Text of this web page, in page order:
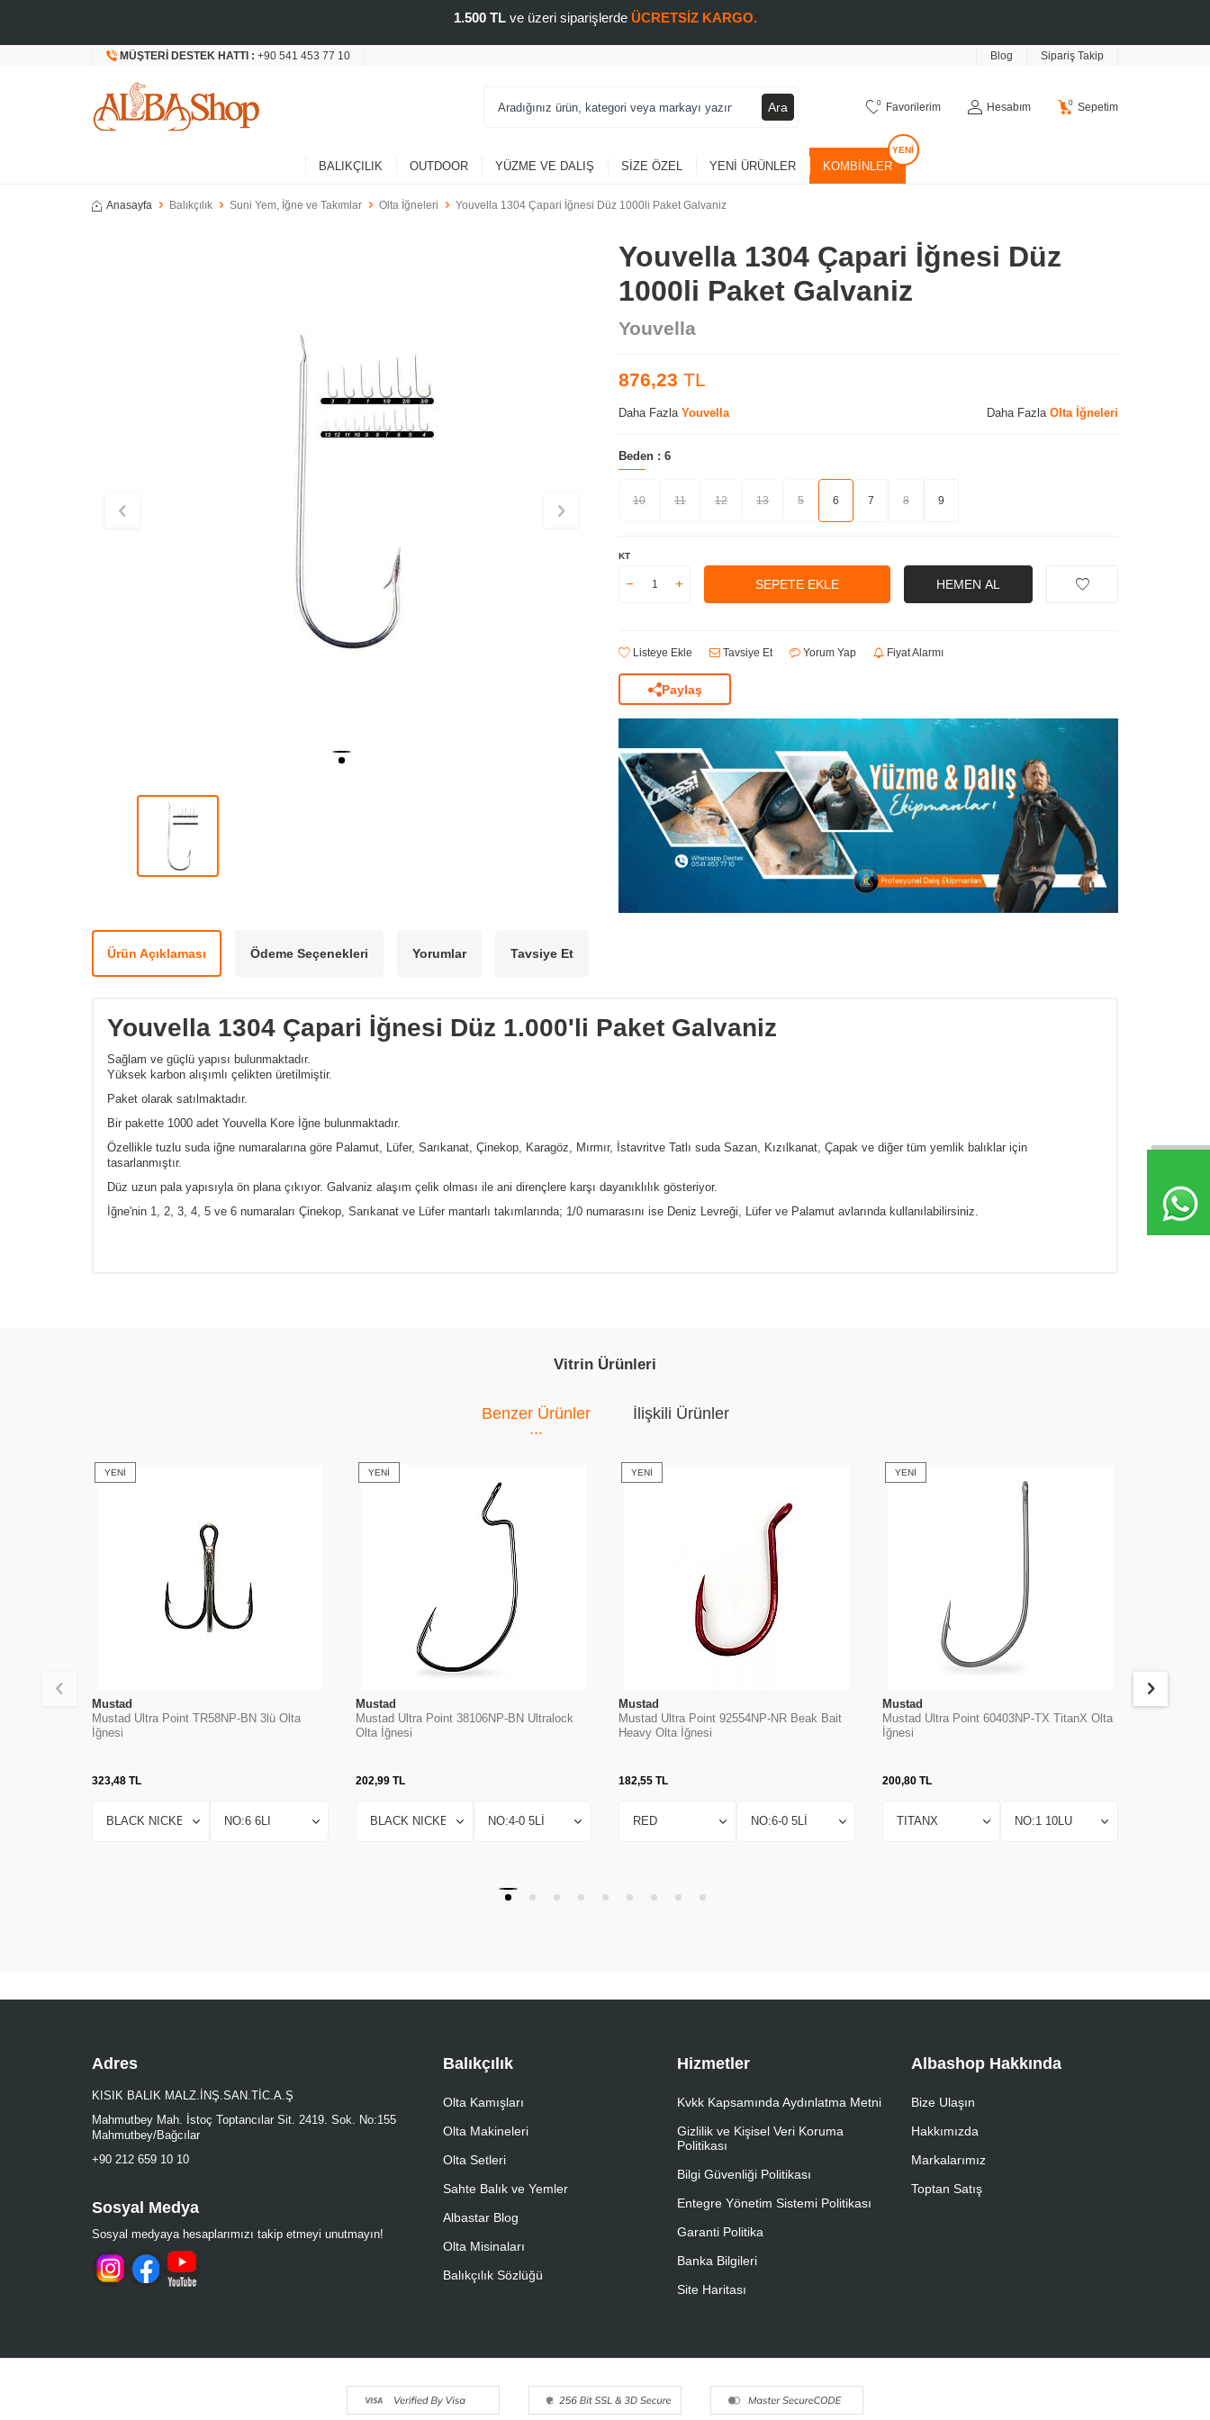
1.500 TLve üzeri siparişlerde ÜCRETSİZ KARGO.
MÜŞTERI DESTEK HATTI : +90 541 453 77 10 Blog Sipariş Takip
Ara 0 Favorilerim Hesabım 0 Sepetim
BALIKÇILIK OUTDOOR YÜZME VE DALIŞ SIZE ÖZEL YENI ÜRÜNLER KOMBINLER
Anasayfa Balıkçılık Suni Yem, İğne ve Takımlar Olta İğneleri Youvella 1304 Çapari İğnesi Düz 1000li Paket Galvaniz
Youvella 1304 Çapari İğnesi Düz
1000li Paket Galvaniz
Youvella
876,23 TL
Daha Fazla Youvella Daha Fazla Olta İğneleri
Beden : 6
10 11 12 13 5 6 7 8 9
KT
SEPETE EKLE HEMEN AL
Listeye Ekle Tavsiye Et Yorum Yap Fiyat Alarmı
Paylaş
Ürün Açıklaması Ödeme Seçenekleri Yorumlar Tavsiye Et
Youvella 1304 Çapari İğnesi Düz 1.000'li Paket Galvaniz
Sağlam ve güçlü yapısı bulunmaktadır.
Yüksek karbon alışımlı çelikten üretilmiştir.
Paket olarak satılmaktadır.
Bir pakette 1000 adet Youvella Kore İğne bulunmaktadır.
Özellikle tuzlu suda iğne numaralarına göre Palamut, Lüfer, Sarıkanat, Çinekop, Karagöz, Mırmır, İstavritve Tatlı suda Sazan, Kızılkanat, Çapak ve diğer tüm yemlik balıklar için
tasarlanmıştır.
Düz uzun pala yapısıyla ön plana çıkıyor. Galvaniz alaşım çelik olması ile ani dirençlere karşı dayanıklılık gösteriyor.
İğne'nin 1, 2, 3, 4, 5 ve 6 numaraları Çinekop, Sarıkanat ve Lüfer mantarlı takımlarında; 1/0 numarasını ise Deniz Levreği, Lüfer ve Palamut avlarında kullanılabilirsiniz.
Vitrin Ürünleri
Benzer Ürünler İlişkili Ürünler
YENI
Mustad
Mustad Ultra Point TR58NP-BN 3lü Olta
İğnesi
323,48 TL
YENI
Mustad
Mustad Ultra Point 38106NP-BN Ultralock
Olta İğnesi
202,99TL
YENI
Mustad
Mustad Ultra Point 92554NP-NR Beak Bait
Heavy Olta İğnesi
182,55 TL
YENI
Mustad
Mustad Ultra Point 60403NP-TX TitanX Olta
İğnesi
200,80TL
Mustad
Adres
KISIK BALIK MALZ.İNŞ.SAN.TİC.A.Ş
Mahmutbey Mah. İstoç Toptancılar Sit. 2419. Sok. No:155
Mahmutbey/Bağcılar
+90 212 659 10 10
Sosyal Medya
Sosyal medyaya hesaplarımızı takip etmeyi unutmayın!
Balıkçılık
Olta Kamışları
Olta Makineleri
Olta Setleri
Sahte Balık ve Yemler
Albastar Blog
Olta Misinaları
Balıkçılık Sözlüğü
Hizmetler
Kvkk Kapsamında Aydınlatma Metni
Gizlilik ve Kişisel Veri Koruma
Politikası
Bilgi Güvenliği Politikası
Entegre Yönetim Sistemi Politikası
Garanti Politika
Banka Bilgileri
Site Haritası
Albashop Hakkında
Bize Ulaşın
Hakkımızda
Markalarımız
Toptan Satış